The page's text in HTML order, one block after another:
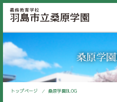
桑原学
トップページ 桑原学園BLOG